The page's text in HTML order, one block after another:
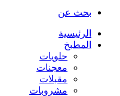
بحث عن
الرئيسية
المطبخ
حلويات
معجنات
مقبلات
مشروبات